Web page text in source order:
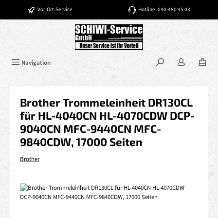
Zum Hauptinhalt springen
Vor-Ort-Service Hotline: 040-480 45 03
Navigation
Brother Trommeleinheit DR130CL
für HL-4040CN HL-4070CDW DCP-
9040CN MFC-9440CN MFC-
9840CDW, 17000 Seiten
Brother
Bildergalerie überspringen